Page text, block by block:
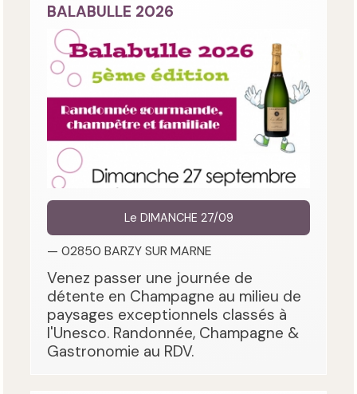
BALABULLE 2026
Le DIMANCHE 27/09
— 02850 BARZY SUR MARNE
Venez passer une journée de
détente en Champagne au milieu de
paysages exceptionnels classés à
l'Unesco. Randonnée, Champagne &
Gastronomie au RDV.